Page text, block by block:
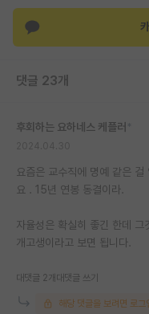
커리어
유학교육
재팬라운지 🌸
댓글 23개
후회하는 요하네스 케플러
요즘은 교수직에 명예 같은
요 . 15년 연봉 동결이라.
자율성은 확실히 좋긴 한데
개고생이라고 보면 됩니다.
대댓글 2개 대댓글 쓰기
해당 댓글을 보려면 로그